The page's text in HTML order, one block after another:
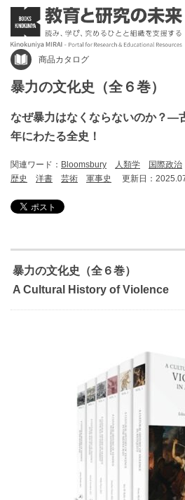
商品カタログ
暴力の文化史（全６巻）
なぜ暴力はなくならないのか？―
年にわたる全史！
関連ワード： Bloomsbury 人類学 国際政治
歴史
洋書 芸術 軍事史 更新日：
暴力の文化史（全６巻）
A Cultural History of Violence